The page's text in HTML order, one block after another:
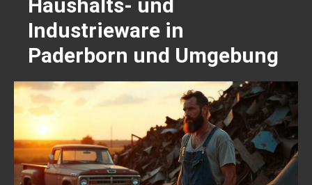
Haushalts- und
Industrieware in
Paderborn und Umgebung